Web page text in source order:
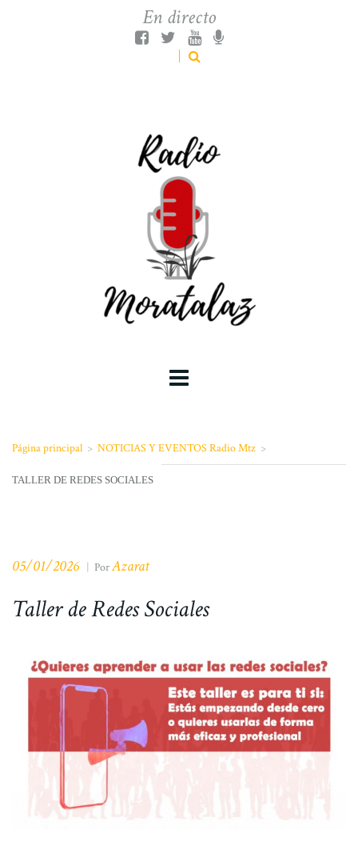
En directo
Página principal > NOTICIAS Y EVENTOS Radio Mtz >
TALLER DE REDES SOCIALES
05/01/2026 | PorAzarat
Taller de Redes Sociales